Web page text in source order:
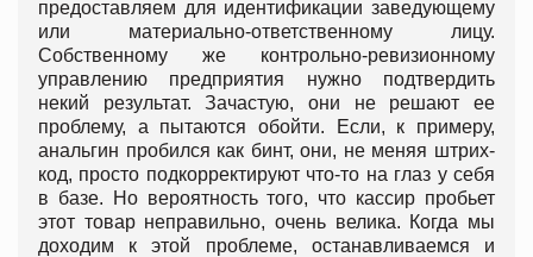
предоставляем для идентификации заведующему
или материально-ответственному лицу.
Собственному же контрольно-ревизионному
управлению предприятия нужно подтвердить
некий результат. Зачастую, они не решают ее
проблему, а пытаются обойти. Если, к примеру,
анальгин пробился как бинт, они, не меняя штрих-
код, просто подкорректируют что-то на глаз у себя
в базе. Но вероятность того, что кассир пробьет
этот товар неправильно, очень велика. Когда мы
доходим к этой проблеме, останавливаемся и